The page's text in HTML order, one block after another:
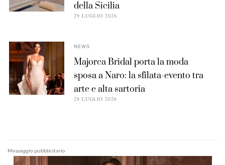
della Sicilia
29 LUGLIO 2026
NEWS
Majorca Bridal porta la moda
sposa a Naro: la sfilata-evento tra
arte e alta sartoria
28 LUGLIO 2026
Messaggio pubblicitario